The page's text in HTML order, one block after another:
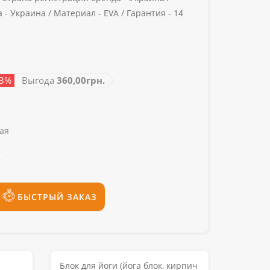
- Украина / Материал - EVA / Гарантия - 14
Выгода 360,00грн.
БЫСТРЫЙ ЗАКАЗ
Блок для йоги (йога блок, кирпич